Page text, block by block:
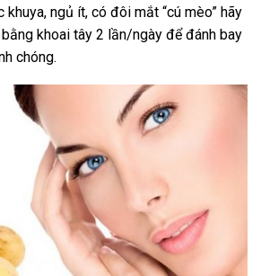
ngủ ít, có đôi mắt “cú mèo” hãy
khoai tây 2 lần/ngày để đánh bay
chóng.